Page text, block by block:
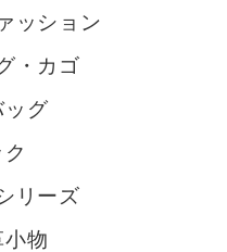
ッション
・カゴ
ッグ
リーズ
物